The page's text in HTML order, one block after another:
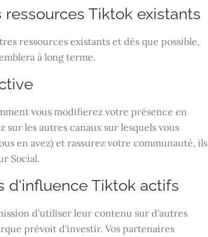
ressources Tiktok existants
ressources existants et dès que possible,
à long terme.
vous modifierez votre présence en
les autres canaux sur lesquels vous
en avez) et rassurez votre communauté, ils
Social.
d'influence Tiktok actifs
d'utiliser leur contenu sur d'autres
prévoit d'investir. Vos partenaires